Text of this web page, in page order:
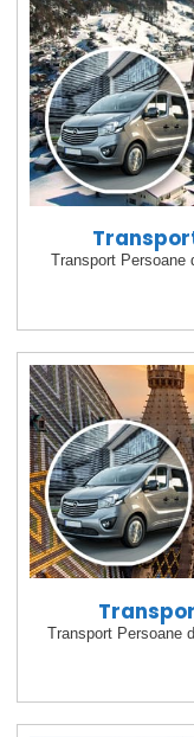
Transport Persoane
Transport Persoane